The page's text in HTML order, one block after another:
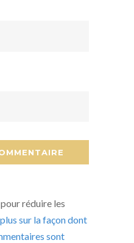
réduire les
sur la façon dont
sont